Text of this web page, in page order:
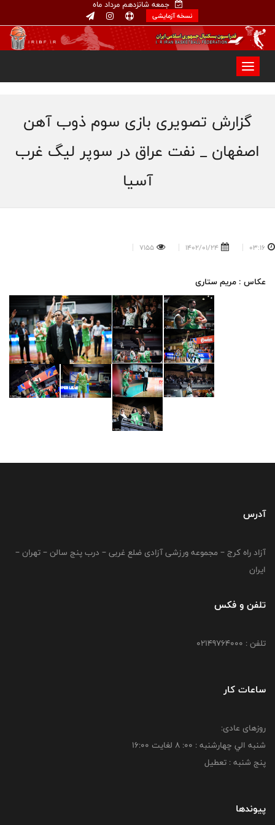
جمعه شانزدهم مرداد ماه
نسخه آزمایشی
گزارش تصویری بازی سوم ذوب آهن
اصفهان _ نفت عراق در سوپر لیگ غرب
آسیا
03:16
1402/01/24
7155
عکاس : مریم ستاری
آدرس
آزاد راه کرج – مجموعه ورزشی آزادی ضلع غربی – درب پنج سالن – تهران –
ایران
تلفن و فکس
تلفن : 02149764000
ساعات کار
روزهای عادی:
شنبه الي چهارشنبه : 00: 8 لغايت 16:00
پنج شنبه : تعطیل
پیوندها